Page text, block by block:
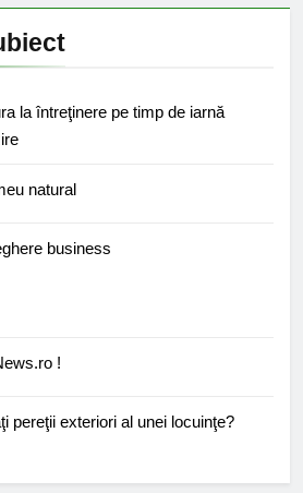
la întreţinere pe timp de iarnă
natural
business
!
pereţii exteriori al unei locuinţe?